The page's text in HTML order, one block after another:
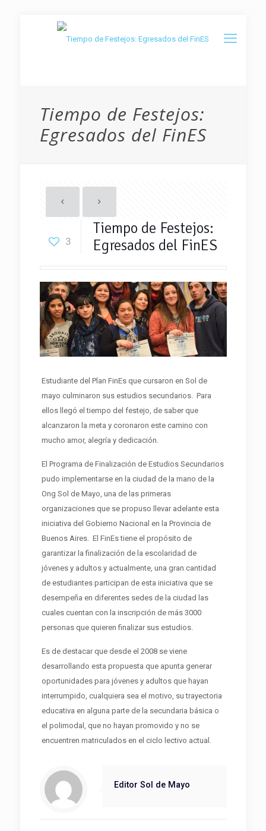
Tiempo de Festejos:
Egresados del FinES
3
Tiempo de Festejos:
Egresados del FinES
Estudiante del Plan FinEs que cursaron en Sol de
mayo culminaron sus estudios secundarios. Para
ellos llegó el tiempo del festejo, de saber que
alcanzaron la meta y coronaron este camino con
mucho amor, alegría y dedicación.
El Programa de Finalización de Estudios Secundarios
pudo implementarse en la ciudad de la mano de la
Ong Sol de Mayo, una de las primeras
organizaciones que se propuso llevar adelante esta
iniciativa del Gobierno Nacional en la Provincia de
Buenos Aires. El FinEs tiene el propósito de
garantizar la finalización de la escolaridad de
jóvenes y adultos y actualmente, una gran cantidad
de estudiantes participan de esta iniciativa que se
desempeña en diferentes sedes de la ciudad las
cuales cuentan con la inscripción de más 3000
personas que quieren finalizar sus estudios.
Es de destacar que desde el 2008 se viene
desarrollando esta propuesta que apunta generar
oportunidades para jóvenes y adultos que hayan
interrumpido, cualquiera sea el motivo, su trayectoria
educativa en alguna parte de la secundaria básica o
el polimodal, que no hayan promovido y no se
encuentren matriculados en el ciclo lectivo actual.
Editor Sol de Mayo